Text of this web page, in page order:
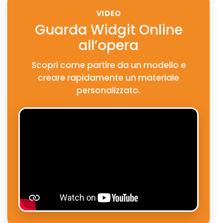
VIDEO
Guarda Widgit Online
all’opera
Scopri come partire da un modello e
creare rapidamente un materiale
personalizzato.